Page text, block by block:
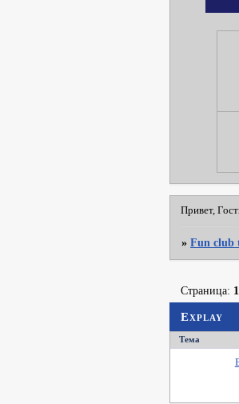
Привет,
»Fun club
Explay
Страница: 1
Тема